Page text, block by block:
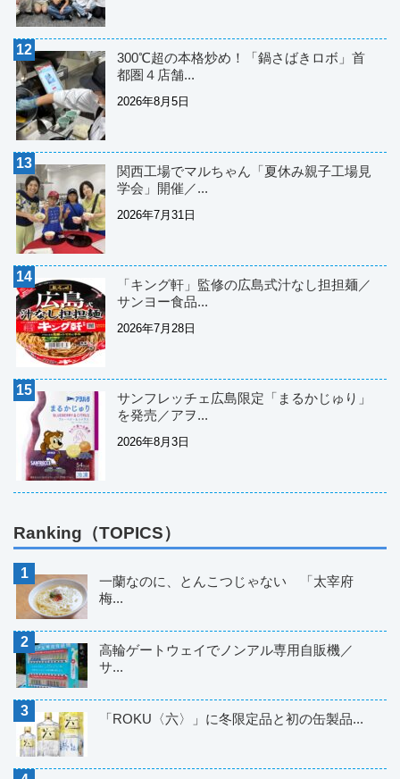
300℃超の本格炒め！「鍋さばきロボ」首
都圏４店舗...
2026年8月5日
関西工場でマルちゃん「夏休み親子工場見
学会」開催／...
2026年7月31日
「キング軒」監修の広島式汁なし担担麺／
サンヨー食品...
2026年7月28日
サンフレッチェ広島限定「まるかじゅり」
を発売／アヲ...
2026年8月3日
Ranking（TOPICS）
一蘭なのに、とんこつじゃない 「太宰府
梅...
高輪ゲートウェイでノンアル専用自販機／
サ...
「ROKU〈六〉」に冬限定品と初の缶製品...